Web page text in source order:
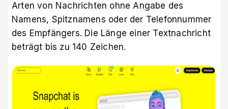
Arten von Nachrichten ohne Angabe des
Namens, Spitznamens oder der Telefonnummer
des Empfängers. Die Länge einer Textnachricht
beträgt bis zu 140 Zeichen.